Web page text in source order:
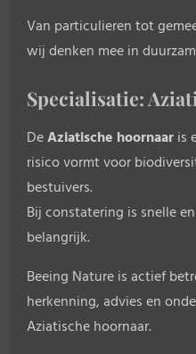
Van particulieren tot
wij denken mee in
Specialisatie:
DeAziatische hoornaaris
risico vormt voor
bestuivers.
Bij constatering is snelle
belangrijk.
Beeing Nature is actief
herkenning, advies en
Aziatische hoornaar.